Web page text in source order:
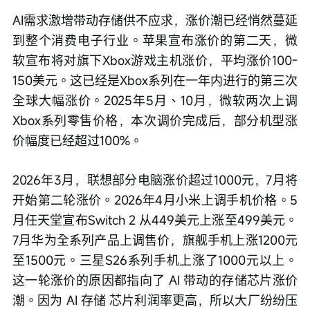
AI需求激增带动存储供不应求，涨价潮已经悄然蔓延
到整个消费电子行业。苹果宣布涨价的第二天，微
软宣布将对旗下Xbox游戏主机涨价，平均涨价100-
150美元。这已经是Xbox系列在一年内进行的第三次
全球大幅涨价。2025年5月、10月，微软两次上调
Xbox系列零售价格，本次调价完成后，部分机型涨
价幅度已经超过100%。
2026年3月，联想部分电脑涨价超过1000元，7月将
开始第二轮涨价。2026年4月小米上调手机价格。5
月任天堂宣布Switch 2 从449美元上涨至499美元。
7月华为全系列产品上调售价，旗舰手机上涨1200元
至1500元。三星S26系列手机上涨了1000元以上。
这一轮涨价的原因都指向了 AI 带动的存储芯片涨价
潮。因为 AI 存储 芯片利润率更高，所以大厂纷纷压